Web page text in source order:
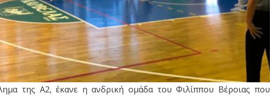
της Α2, έκανε η ανδρική ομάδα του Φιλίππου Βέροιας που